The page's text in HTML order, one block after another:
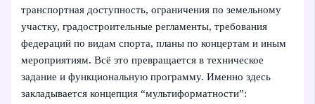
транспортная доступность, ограничения по земельному
участку, градостроительные регламенты, требования
федераций по видам спорта, планы по концертам и иным
мероприятиям. Всё это превращается в техническое
задание и функциональную программу. Именно здесь
закладывается концепция “мультиформатности”: